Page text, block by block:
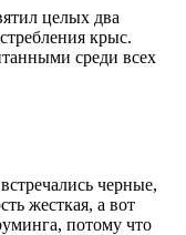
целых два
крыс.
среди всех
черные,
жесткая, а вот
потому что